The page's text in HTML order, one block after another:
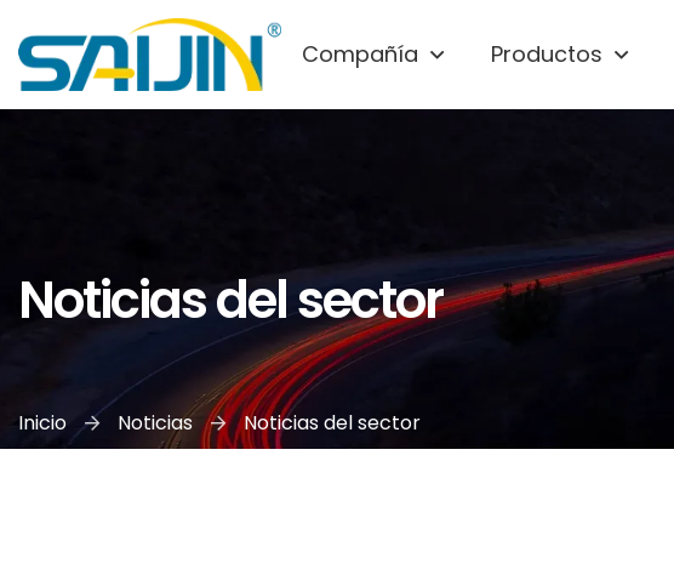
Compañía Productos
Noticias del sector
Inicio Noticias Noticias del sector